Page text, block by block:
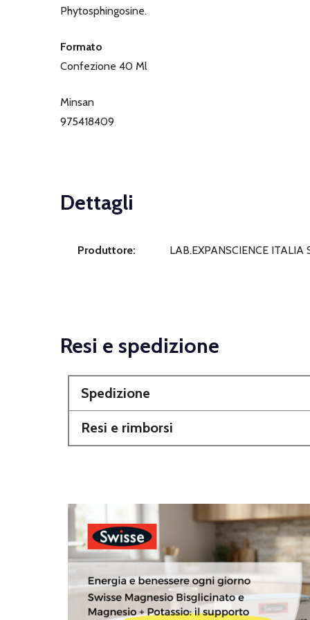
Phytosphingosine.
Formato
Confezione 40 Ml
Minsan
975418409
Dettagli
Produttore: LAB.EXPANSCIENCE ITALIA
Resi e spedizione
Spedizione
Resi e rimborsi